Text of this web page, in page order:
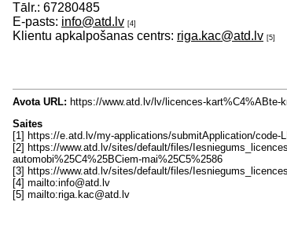
Tālr.: 67280485
E-pasts: info@atd.lv [4]
Klientu apkalpošanas centrs: riga.kac@atd.lv [5]
Avota URL: https://www.atd.lv/lv/licences-kart%C4%ABte-
Saites
[1] https://e.atd.lv/my-applications/submitApplication/code-
[2] https://www.atd.lv/sites/default/files/
automobi%25C4%25BCiem-mai%25C5%2586
[3] https://www.atd.lv/sites/default/files/
[4] mailto:info@atd.lv
[5] mailto:riga.kac@atd.lv